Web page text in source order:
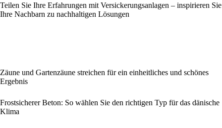
Teilen Sie Ihre Erfahrungen mit Versickerungsanlagen – inspirieren Sie
Ihre Nachbarn zu nachhaltigen Lösungen
Zäune und Gartenzäune streichen für ein einheitliches und schönes
Ergebnis
Frostsicherer Beton: So wählen Sie den richtigen Typ für das dänische
Klima